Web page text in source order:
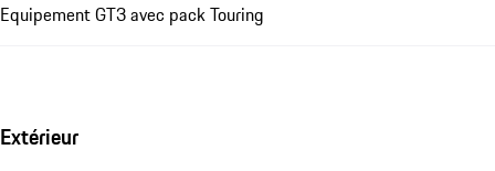
Equipement GT3 avec pack Touring
Extérieur